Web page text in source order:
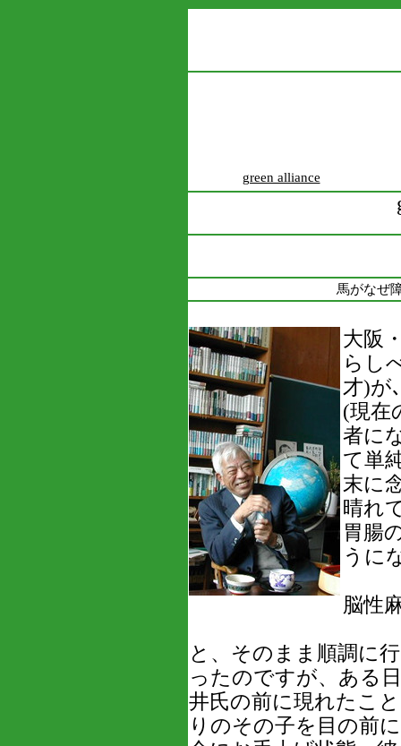
green alliance
馬がなぜ
大阪
らし
才)が
(現在
者に
て単
末に
晴れ
胃腸
うに
脳性
と、そのまま順調に
ったのですが、ある
井氏の前に現れたこ
りのその子を目の前